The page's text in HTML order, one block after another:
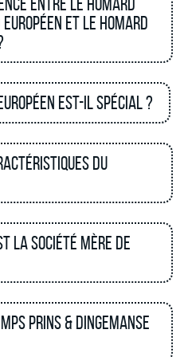
et le homard
est-il spécial ?
du
la société mère de
Prins & Dingemanse